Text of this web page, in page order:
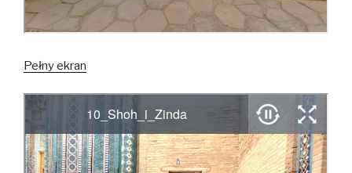
Pełny ekran